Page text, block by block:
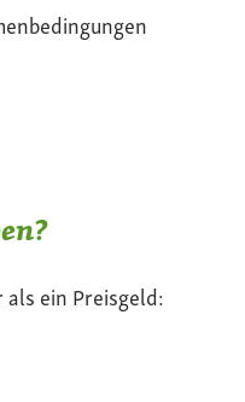
als ein Preisgeld: